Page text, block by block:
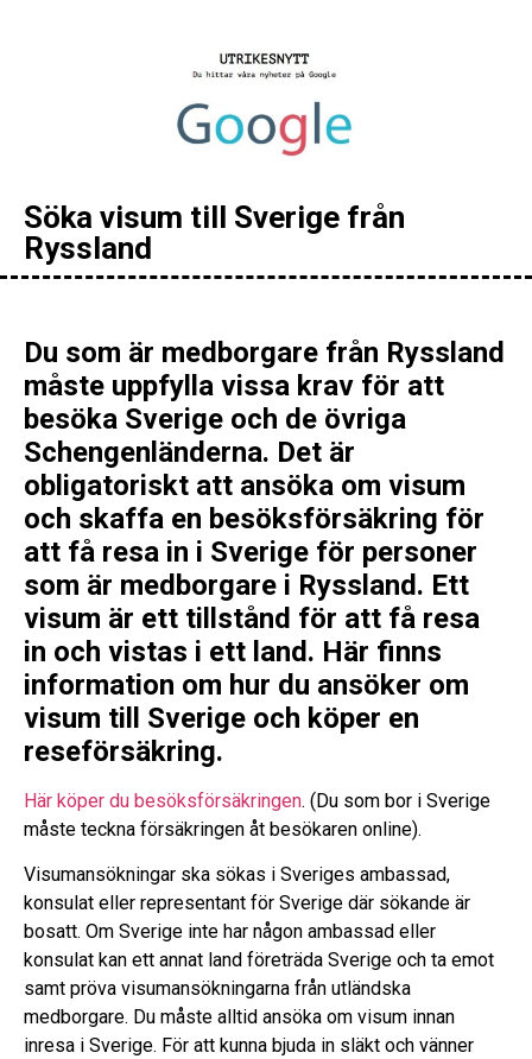
Söka visum till Sverige från
Ryssland
Du som är medborgare från Ryssland
måste uppfylla vissa krav för att
besöka Sverige och de övriga
Schengenländerna. Det är
obligatoriskt att ansöka om visum
och skaffa en besöksförsäkring för
att få resa in i Sverige för personer
som är medborgare i Ryssland. Ett
visum är ett tillstånd för att få resa
in och vistas i ett land. Här finns
information om hur du ansöker om
visum till Sverige och köper en
reseförsäkring.
Här köper du besöksförsäkringen. (Du som bor i Sverige
måste teckna försäkringen åt besökaren online).
Visumansökningar ska sökas i Sveriges ambassad,
konsulat eller representant för Sverige där sökande är
bosatt. Om Sverige inte har någon ambassad eller
konsulat kan ett annat land företräda Sverige och ta emot
samt pröva visumansökningarna från utländska
medborgare. Du måste alltid ansöka om visum innan
inresa i Sverige. För att kunna bjuda in släkt och vänner